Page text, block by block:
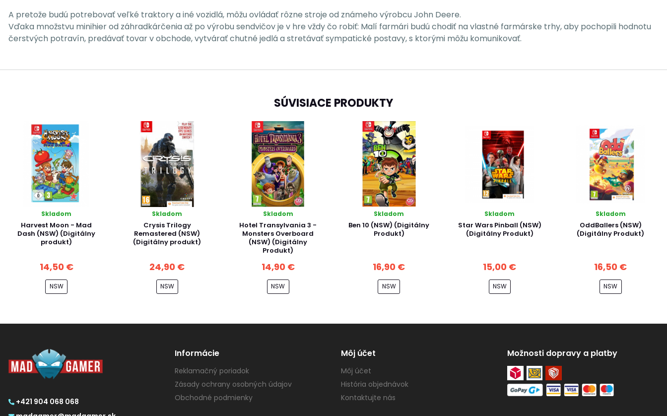
A pretože budú potrebovať veľké traktory a iné vozidlá, môžu ovládať rôzne stroje od známeho výrobcu John Deere.
Vďaka množstvu minihier od záhradkárčenia až po výrobu sendvičov je v hre vždy čo robiť: Malí farmári budú chodiť na vlastné farmárske trhy, aby pochopili hodnotu
čerstvých potravín, predávať tovar v obchode, vytvárať chutné jedlá a stretávať sympatické postavy, s ktorými môžu komunikovať.
SÚVISIACE PRODUKTY
Skladom
Harvest Moon - Mad
Dash (NSW) (Digitálny
produkt)
14,50 €
NSW
Skladom
Crysis Trilogy
Remastered (NSW)
(Digitálny produkt)
24,90 €
NSW
Skladom
Hotel Transylvania 3 -
Monsters Overboard
(NSW) (Digitálny
Produkt)
14,90 €
NSW
Skladom
Ben 10 (NSW) (Digitálny
Produkt)
16,90 €
NSW
Skladom
Star Wars Pinball (NSW)
(Digitálny Produkt)
15,00 €
NSW
Skladom
OddBallers (NSW)
(Digitálny Produkt)
16,50 €
NSW
+421 904 068 068
Informácie
Reklamačný poriadok
Zásady ochrany osobných údajov
Obchodné podmienky
Môj účet
Môj účet
História objednávok
Kontaktujte nás
Možnosti dopravy a platby